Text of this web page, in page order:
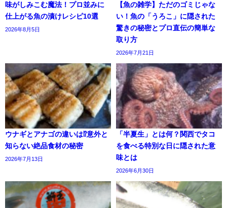
味がしみこむ魔法！プロ並みに
仕上がる魚の漬けレシピ10選
2026年8月5日
【魚の雑学】ただのゴミじゃな
い！魚の「うろこ」に隠された
驚きの秘密とプロ直伝の簡単な
取り方
2026年7月21日
ウナギとアナゴの違いは⁉意外と
知らない絶品食材の秘密
2026年7月13日
「半夏生」とは何？関西でタコ
を食べる特別な日に隠された意
味とは
2026年6月30日